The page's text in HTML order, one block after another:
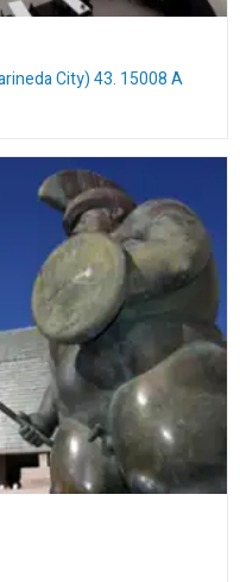
City) 43. 15008A